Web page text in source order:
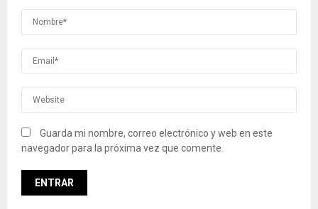
Guarda mi nombre, correo electrónico y web en este
navegador para la próxima vez que comente.